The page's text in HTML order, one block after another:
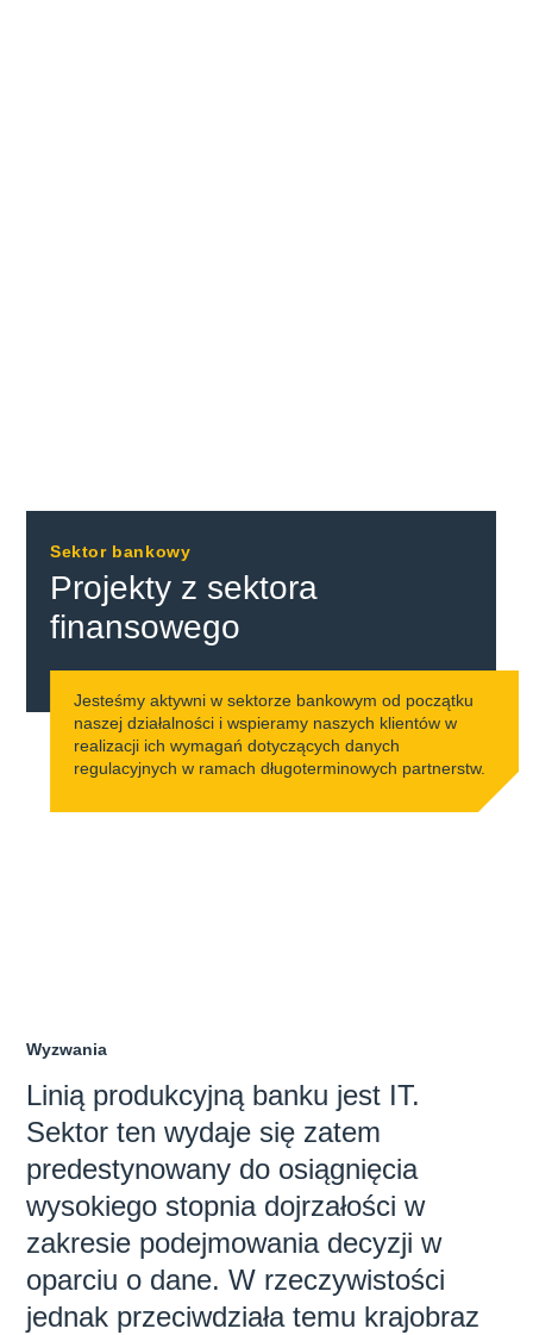
Sektor bankowy
Projekty z sektora
finansowego
Jesteśmy aktywni w sektorze bankowym od początku
naszej działalności i wspieramy naszych klientów w
realizacji ich wymagań dotyczących danych
regulacyjnych w ramach długoterminowych partnerstw.
Wyzwania
Linią produkcyjną banku jest IT.
Sektor ten wydaje się zatem
predestynowany do osiągnięcia
wysokiego stopnia dojrzałości w
zakresie podejmowania decyzji w
oparciu o dane. W rzeczywistości
jednak przeciwdziała temu krajobraz